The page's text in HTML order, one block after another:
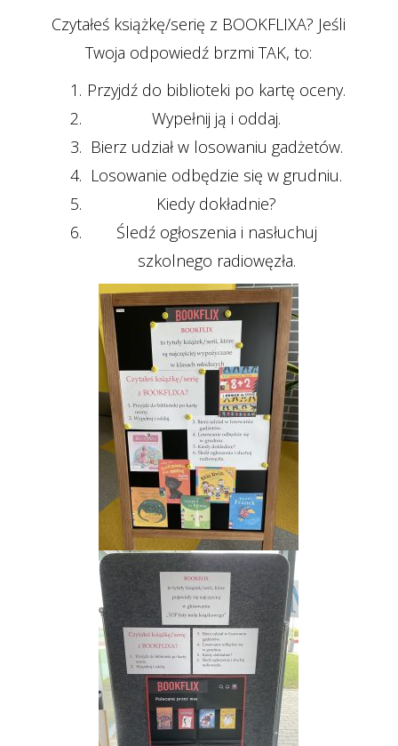
Czytałeś książkę/serię z BOOKFLIXA? Jeśli
Twoja odpowiedź brzmi TAK, to:
Przyjdź do biblioteki po kartę oceny.
Wypełnij ją i oddaj.
Bierz udział w losowaniu gadżetów.
Losowanie odbędzie się w grudniu.
Kiedy dokładnie?
Śledź ogłoszenia i nasłuchuj
szkolnego radiowęzła.